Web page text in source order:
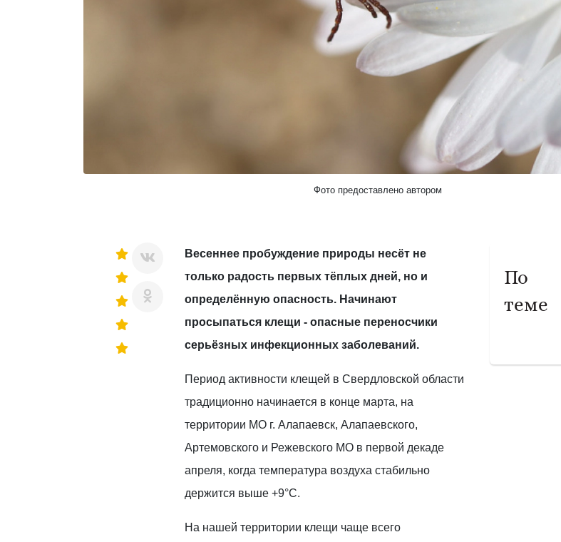
Фото предоставлено автором
Весеннее пробуждение природы несёт не
только радость первых тёплых дней, но и
определённую опасность. Начинают
просыпаться клещи - опасные переносчики
серьёзных инфекционных заболеваний.
Период активности клещей в Свердловской области
традиционно начинается в конце марта, на
территории МО г. Алапаевск, Алапаевского,
Артемовского и Режевского МО в первой декаде
апреля, когда температура воздуха стабильно
держится выше +9°C.
На нашей территории клещи чаще всего
По
теме